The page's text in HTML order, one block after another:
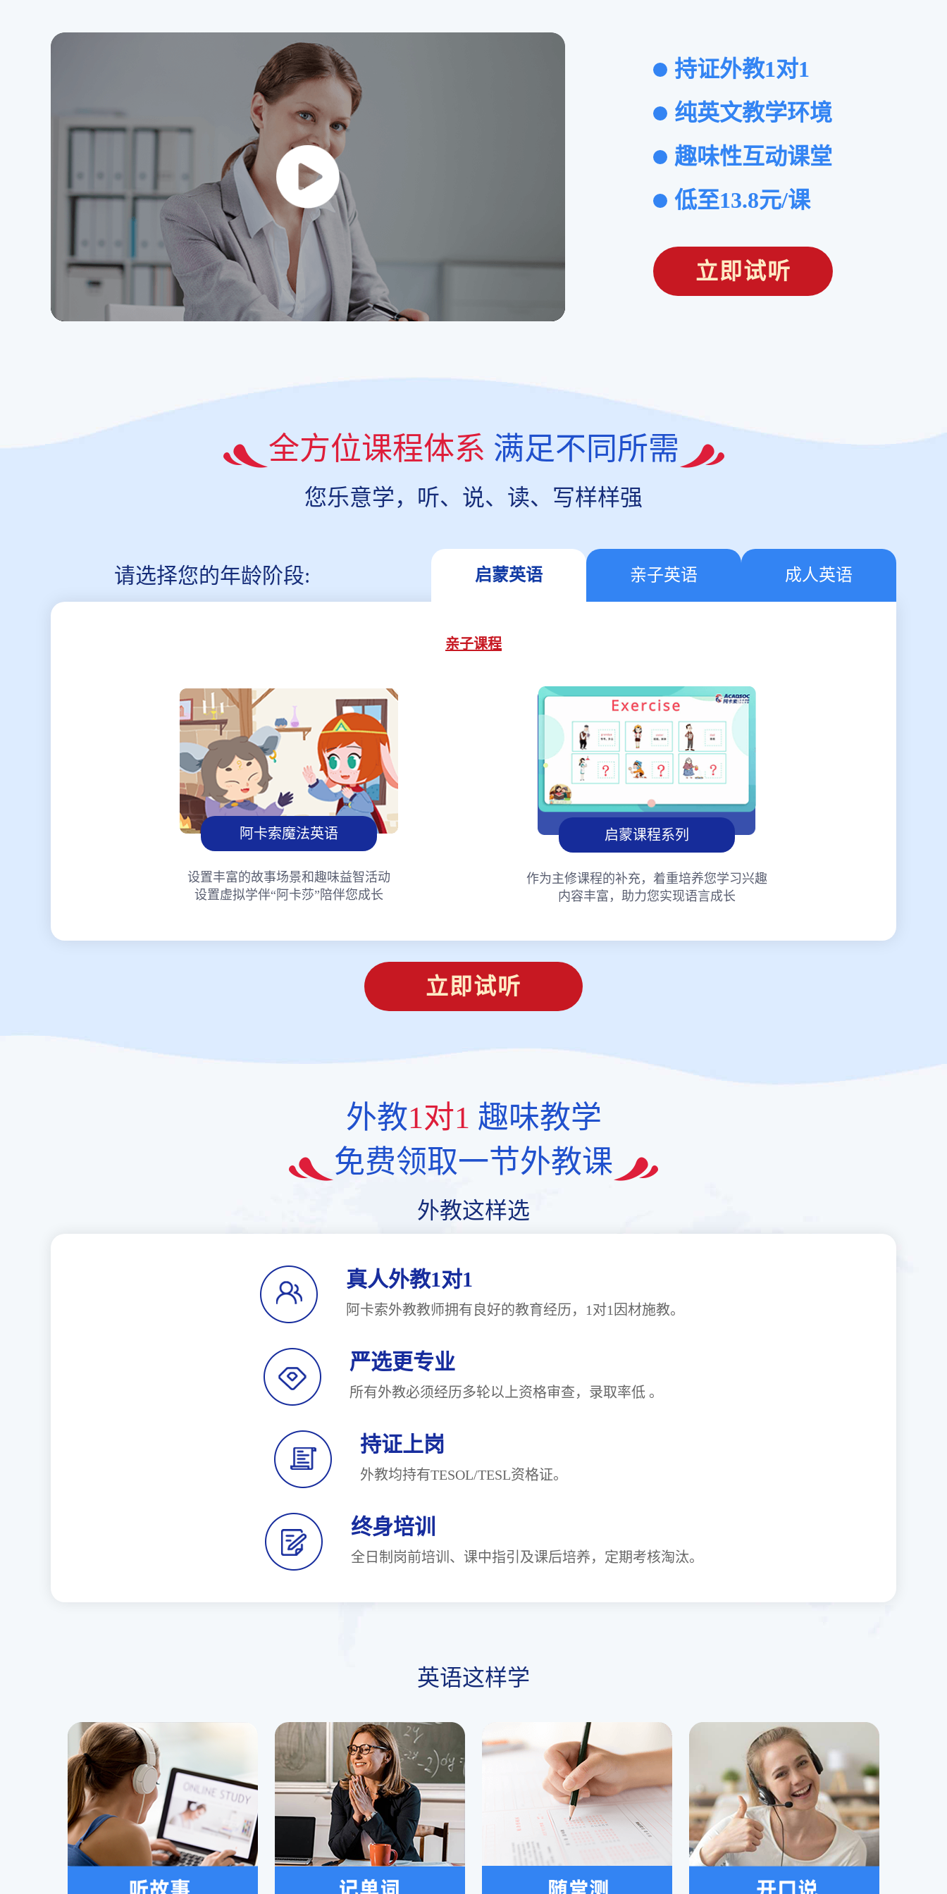
持证外教1对1
纯英文教学环境
趣味性互动课堂
低至13.8元/课
立即试听
全方位课程体系 满足不同所需
您乐意学，听、说、读、写样样强
请选择您的年龄阶段: 启蒙英语 亲子英语 成人英语
亲子课程
阿卡索魔法英语
设置丰富的故事场景和趣味益智活动
设置虚拟学伴“阿卡莎”陪伴您成长
启蒙课程系列
作为主修课程的补充，着重培养您学习兴趣
内容丰富，助力您实现语言成长
立即试听
外教1对1 趣味教学
免费领取一节外教课
外教这样选
真人外教1对1
阿卡索外教教师拥有良好的教育经历，1对1因材施教。
严选更专业
所有外教必须经历多轮以上资格审查，录取率低 。
持证上岗
外教均持有TESOL/TESL资格证。
终身培训
全日制岗前培训、课中指引及课后培养，定期考核淘汰。
英语这样学